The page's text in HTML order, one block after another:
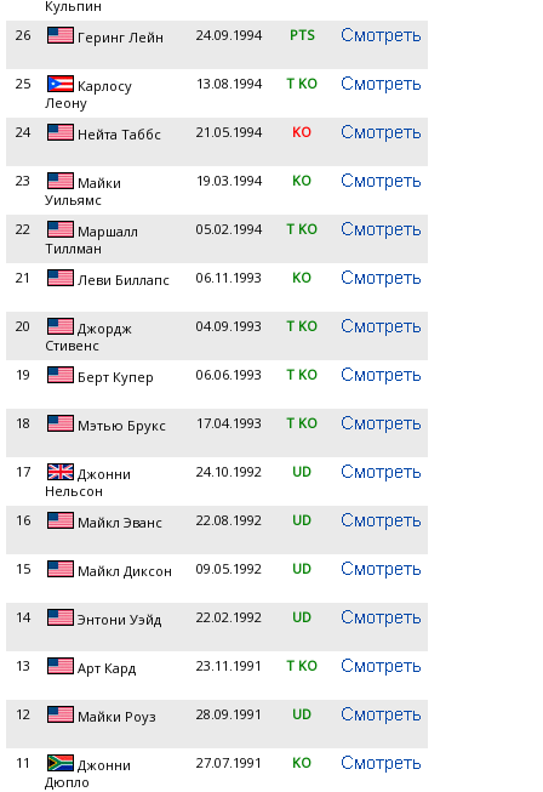
Кульпин
26 Геринг Лейн 24.09.1994 PTS
25
Карлосу
Леону
13.08.1994 T KO
24 Нейта Таббс 21.05.1994 KO
23
Майки
Уильямс
19.03.1994 KO
22
Маршалл
Тиллман
05.02.1994 T KO
21 Леви Биллапс 06.11.1993 KO
20
Джордж
Стивенс
04.09.1993 T KO
19 Берт Купер 06.06.1993 T KO
18 Мэтью Брукс 17.04.1993 T KO
17
Джонни
Нельсон
24.10.1992 UD
16 Майкл Эванс 22.08.1992 UD
15 Майкл Диксон 09.05.1992 UD
14 Энтони Уэйд 22.02.1992 UD
13 Арт Кард 23.11.1991 T KO
12 Майки Роуз 28.09.1991 UD
11
Джонни
Дюпло
27.07.1991 KO